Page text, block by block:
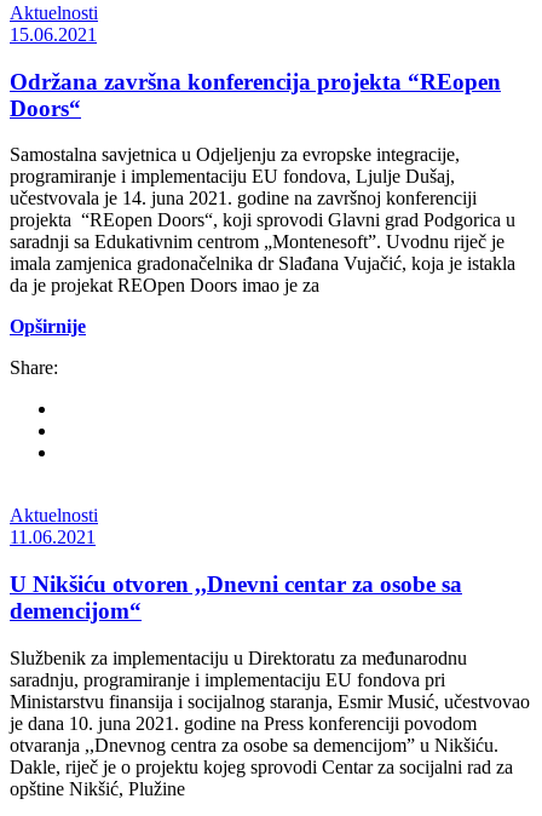
Aktuelnosti
15.06.2021
Održana završna konferencija projekta “REopen
Doors“
Samostalna savjetnica u Odjeljenju za evropske integracije,
programiranje i implementaciju EU fondova, Ljulje Dušaj,
učestvovala je 14. juna 2021. godine na završnoj konferenciji
projekta “REopen Doors“, koji sprovodi Glavni grad Podgorica u
saradnji sa Edukativnim centrom „Montenesoft”. Uvodnu riječ je
imala zamjenica gradonačelnika dr Slađana Vujačić, koja je istakla
da je projekat REOpen Doors imao je za
Opširnije
Share:
Aktuelnosti
11.06.2021
U Nikšiću otvoren ,,Dnevni centar za osobe sa
demencijom“
Službenik za implementaciju u Direktoratu za međunarodnu
saradnju, programiranje i implementaciju EU fondova pri
Ministarstvu finansija i socijalnog staranja, Esmir Musić, učestvovao
je dana 10. juna 2021. godine na Press konferenciji povodom
otvaranja ,,Dnevnog centra za osobe sa demencijom” u Nikšiću.
Dakle, riječ je o projektu kojeg sprovodi Centar za socijalni rad za
opštine Nikšić, Plužine